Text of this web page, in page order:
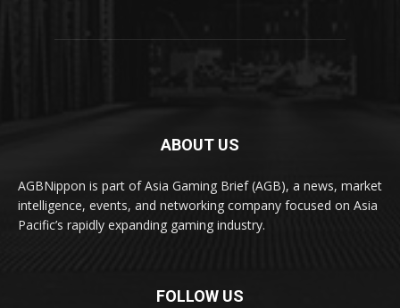
ABOUT US
AGBNippon is part of Asia Gaming Brief (AGB), a news, market
intelligence, events, and networking company focused on Asia
Pacific’s rapidly expanding gaming industry.
FOLLOW US